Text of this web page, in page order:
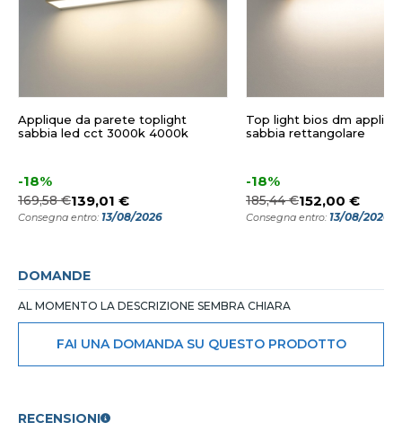
Applique da parete toplight
sabbia led cct 3000k 4000k
-18%
169,58 €139,01 €
Consegna entro: 13/08/2026
Top light bios dm
sabbia rettangolare
-18%
185,44 €152,00 €
Consegna entro: 13/08/2026
DOMANDE
AL MOMENTO LA DESCRIZIONE SEMBRA CHIARA
FAI UNA DOMANDA SU QUESTO PRODOTTO
RECENSIONI